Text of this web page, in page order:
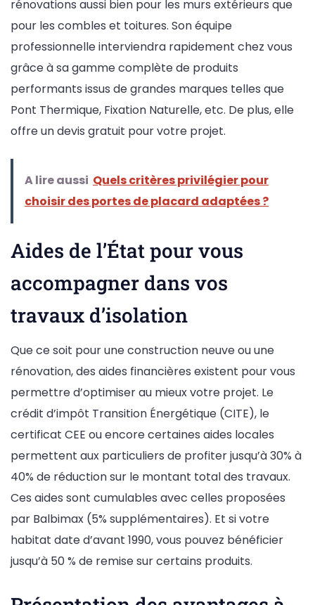
rénovations aussi bien pour les murs extérieurs que
pour les combles et toitures. Son équipe
professionnelle interviendra rapidement chez vous
grâce à sa gamme complète de produits
performants issus de grandes marques telles que
Pont Thermique, Fixation Naturelle, etc. De plus, elle
offre un devis gratuit pour votre projet.
A lire aussi Quels critères privilégier pour
choisir des portes de placard adaptées ?
Aides de l’État pour vous
accompagner dans vos
travaux d’isolation
Que ce soit pour une construction neuve ou une
rénovation, des aides financières existent pour vous
permettre d’optimiser au mieux votre projet. Le
crédit d’impôt Transition Énergétique (CITE), le
certificat CEE ou encore certaines aides locales
permettent aux particuliers de profiter jusqu’à 30% à
40% de réduction sur le montant total des travaux.
Ces aides sont cumulables avec celles proposées
par Balbimax (5% supplémentaires). Et si votre
habitat date d’avant 1990, vous pouvez bénéficier
jusqu’à 50 % de remise sur certains produits.